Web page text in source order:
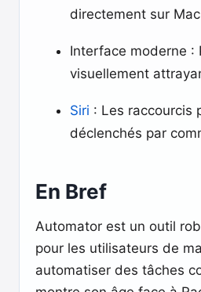
directement sur
Interface moderne :
visuellement
Siri : Les raccourcis
déclenchés par
En Bref
Automator est un outil
pour les utilisateurs de
automatiser des tâches